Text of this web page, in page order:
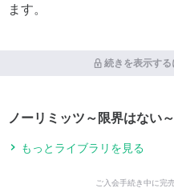
ます。
続きを表示す
ノーリミッツ～限界はない～
もっとライブラリを見る
ご入会手続き中に完